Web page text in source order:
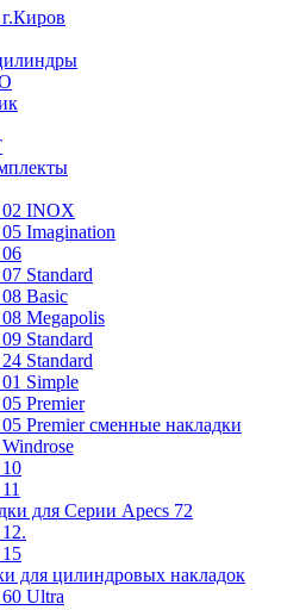
02 INOX
Imagination
Standard
Basic
Megapolis
Standard
Standard
Simple
Premier
Premier сменные накладки
для Серии Apecs 72
для цилиндровых накладок
Ultra